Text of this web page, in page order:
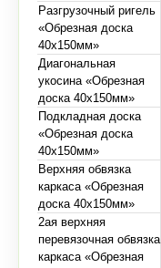
Разгрузочный ригель
«Обрезная доска
40х150мм»
Диагональная
укосина «Обрезная
доска 40х150мм»
Подкладная доска
«Обрезная доска
40х150мм»
Верхняя обвязка
каркаса «Обрезная
доска 40х150мм»
2ая верхняя
перевязочная обвязка
каркаса «Обрезная